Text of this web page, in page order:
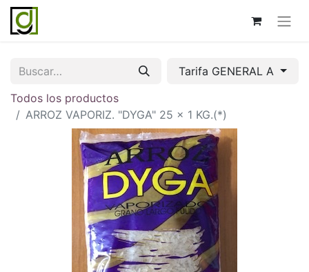
Tarifa GENERAL A
Todos los productos
ARROZ VAPORIZ. "DYGA" 25 x 1 KG.(*)